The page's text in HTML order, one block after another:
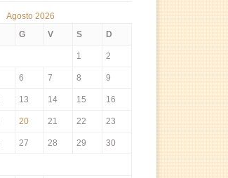
Agosto 2026
G V S D
1 2
6 7 8 9
13 14 15 16
20 21 22 23
27 28 29 30